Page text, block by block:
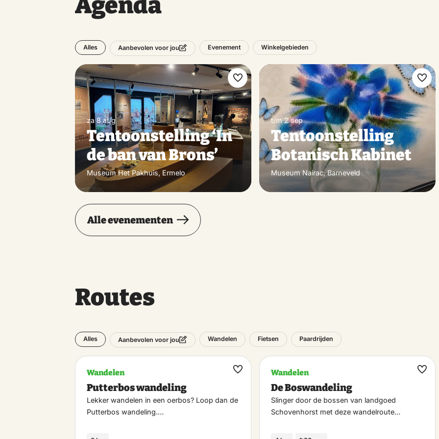
Alles Aanbevolen voor jou Evenement Winkelgebieden
za 8 aug
Tentoonstelling ‘In
de ban van Brons’
Museum Het Pakhuis, Ermelo
Maak
favoriet
t/m 2 sep
Tentoonstelling
Botanisch Kabinet
Museum Nairac, Barneveld
Alle evenementen
Routes
Alles Aanbevolen voor jou Wandelen Fietsen Paardrijden
Wandelen
Putterbos wandeling
Lekker wandelen in een oerbos? Loop dan de
Putterbos wandeling.…
Maak
Wandelen
De Boswandeling
Slinger door de bossen van landgoed
Schovenhorst met deze wandelroute…
Maak